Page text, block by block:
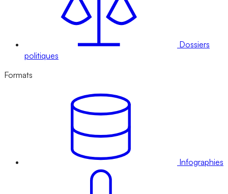
Dossiers
politiques
Formats
Infographies